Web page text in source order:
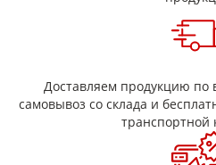
- при номинальной толщине
- при номинальной толщине
Относительное удлинение
при номинальной толщине
Доставляем продукцию по
самовывоз со склада и
транспортной